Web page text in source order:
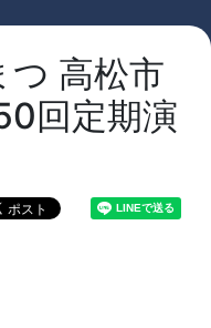
高松市
回定期演